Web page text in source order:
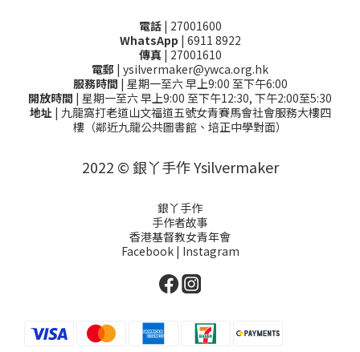
電話 | 27001600
WhatsApp | 6911 8922
傳真| 27001610
電郵 | ysilvermaker@ywca.org.hk
服務時間 | 星期一至六 早上9:00 至下午6:00
開放時間 | 星期一至六 早上9:00 至下午12:30, 下午2:00至5:30
地址 | 九龍窩打老道山文福道五號女青賽馬會社會服務大樓四
樓（鄰近九龍公共圖書館、培正中學對面）
2022 © 銀丫手作 Ysilvermaker
銀丫手作
手作者故事
香港基督教女青年會
Facebook | Instagram